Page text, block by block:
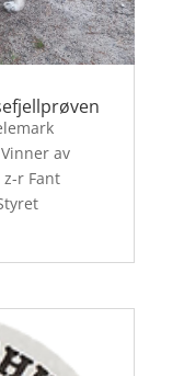
av
r Fant